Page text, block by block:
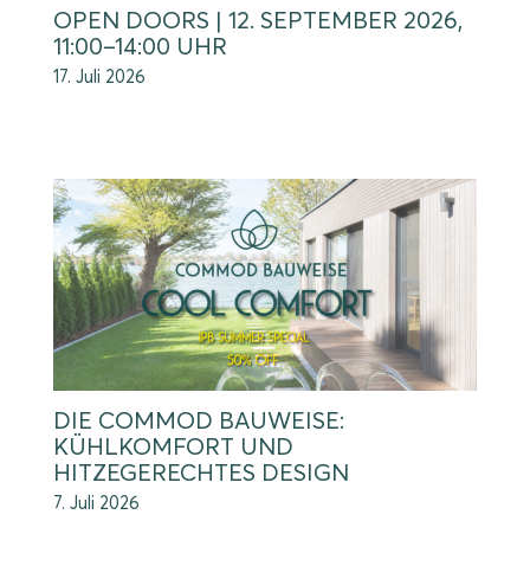
OPEN DOORS | 12. SEPTEMBER 2026,
11:00–14:00 UHR
17. Juli 2026
DIE COMMOD BAUWEISE:
KÜHLKOMFORT UND
HITZEGERECHTES DESIGN
7. Juli 2026